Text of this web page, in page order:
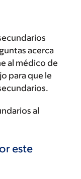
acerca
al médico de
para que le
al
este